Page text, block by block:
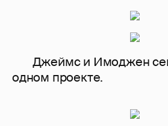
Джеймс и Имоджен
одном проекте.